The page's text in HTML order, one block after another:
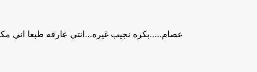
عصام.....بكره نجيب غيره...انتي عارفه طبعا